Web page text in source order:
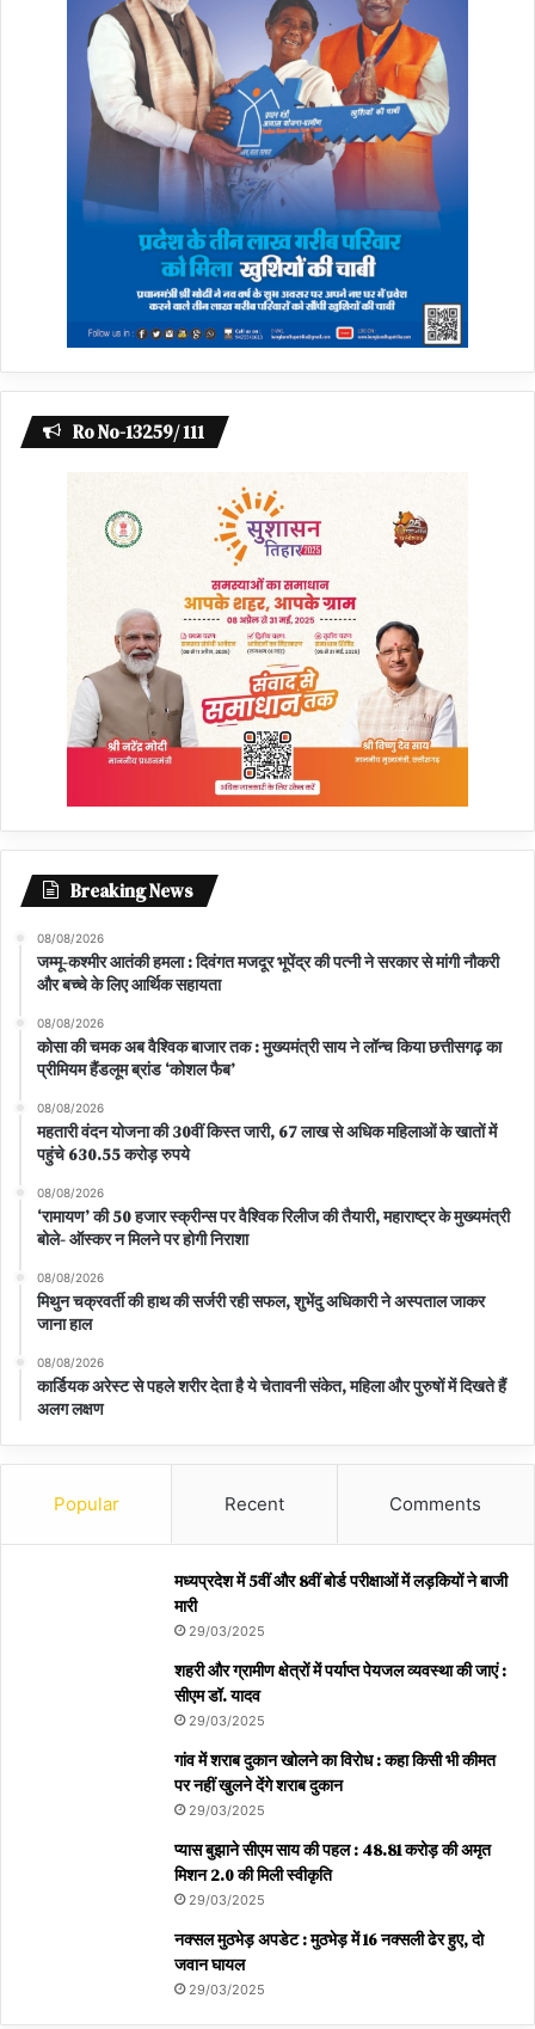
Ro No-13259/ 111
Breaking News
08/08/2026
जम्मू-कश्मीर आतंकी हमला : दिवंगत मजदूर भूपेंद्र की पत्नी ने सरकार से मांगी नौकरी
और बच्चे के लिए आर्थिक सहायता
08/08/2026
कोसा की चमक अब वैश्विक बाजार तक : मुख्यमंत्री साय ने लॉन्च किया छत्तीसगढ़ का
प्रीमियम हैंडलूम ब्रांड ‘कोशल फैब’
08/08/2026
महतारी वंदन योजना की 30वीं किस्त जारी, 67 लाख से अधिक महिलाओं के खातों में
पहुंचे 630.55 करोड़ रुपये
08/08/2026
‘रामायण’ की 50 हजार स्क्रीन्स पर वैश्विक रिलीज की तैयारी, महाराष्ट्र के मुख्यमंत्री
बोले- ऑस्कर न मिलने पर होगी निराशा
08/08/2026
मिथुन चक्रवर्ती की हाथ की सर्जरी रही सफल, शुभेंदु अधिकारी ने अस्पताल जाकर
जाना हाल
08/08/2026
कार्डियक अरेस्ट से पहले शरीर देता है ये चेतावनी संकेत, महिला और पुरुषों में दिखते हैं
अलग लक्षण
Popular Recent Comments
मध्यप्रदेश में 5वीं और 8वीं बोर्ड परीक्षाओं में लड़कियों ने बाजी
मारी
29/03/2025
शहरी और ग्रामीण क्षेत्रों में पर्याप्त पेयजल व्यवस्था की जाएं :
सीएम डॉ. यादव
29/03/2025
गांव में शराब दुकान खोलने का विरोध : कहा किसी भी कीमत
पर नहीं खुलने देंगे शराब दुकान
29/03/2025
प्यास बुझाने सीएम साय की पहल : 48.81 करोड़ की अमृत
मिशन 2.0 की मिली स्वीकृति
29/03/2025
नक्सल मुठभेड़ अपडेट : मुठभेड़ में 16 नक्सली ढेर हुए, दो
जवान घायल
29/03/2025